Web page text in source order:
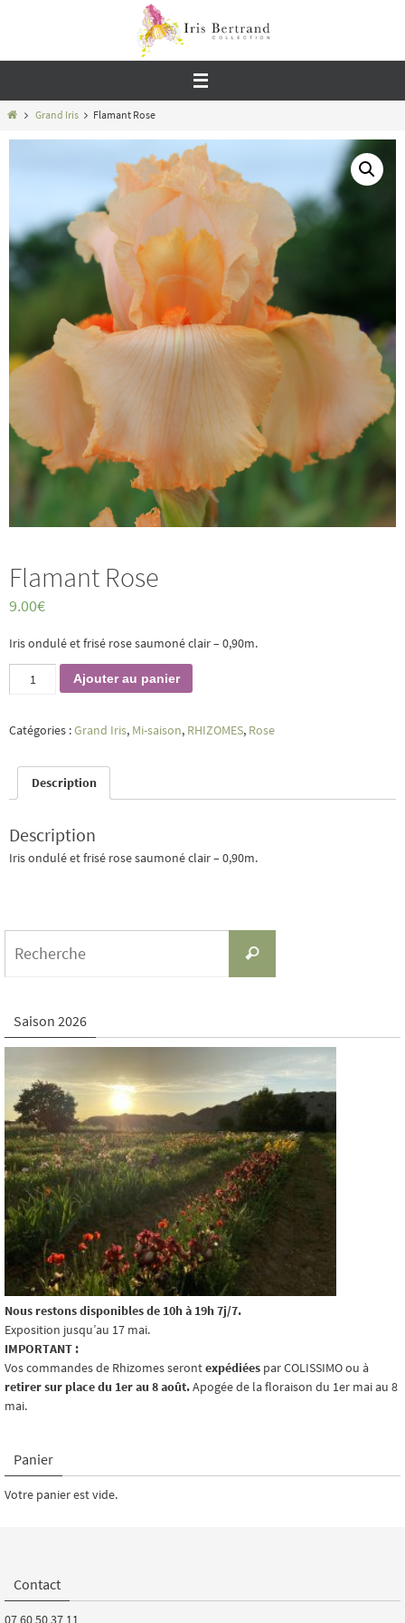
contenu
HomeGrand Iris Flamant Rose
Flamant Rose
9.00€
Iris ondulé et frisé rose saumoné clair – 0,90m.
quantité
de
Rose
Ajouter au panier
Catégories :Grand Iris, Mi-saison, RHIZOMES, Rose
Description
Description
Iris ondulé et frisé rose saumoné clair – 0,90m.
Recherche
Saison 2026
Nous restons disponibles de 10h à 19h 7j/7.
Exposition jusqu’au 17 mai.
IMPORTANT :
Vos commandes de Rhizomes serontexpédiées par COLISSIMO ou à
retirer sur place du 1er au 8 août.Apogée de la floraison du 1er mai au 8
mai.
Panier
Votre panier est vide.
Contact
07 60 50 37 11